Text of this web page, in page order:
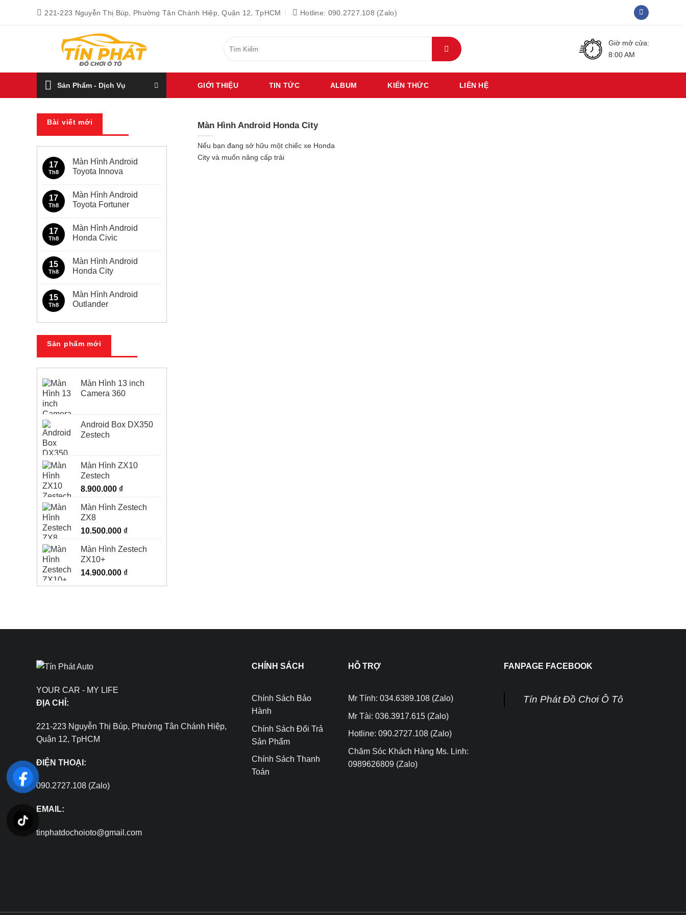
221-223 Nguyễn Thị Búp, Phường Tân Chánh Hiệp, Quận 12, TpHCM Hotline: 090.2727.108 (Zalo)
kiếm:
Giờ mở cửa:
8:00 AM
Sản Phẩm - Dịch Vụ GIỚI THIỆU TIN TỨC ALBUM KIẾN THỨC LIÊN HỆ
Bài viết mới
17
Th8
Màn Hình Android
Toyota Innova
bình
luận
ở
Android
Toyota
Innova
17
Th8
Màn Hình Android
Toyota Fortuner
bình
luận
ở
Android
Toyota
Fortuner
17
Th8
Màn Hình Android
Honda Civic
bình
luận
ở
Android
Honda
Civic
15
Th8
Màn Hình Android
Honda City
bình
luận
ở
Honda
City
15
Th8
Màn Hình Android
Outlander
có
luận
ở
Màn
Outlander
Sản phẩm mới
Màn Hình 13 inch
Camera 360
Android Box DX350
Zestech
Màn Hình ZX10
Zestech
8.900.000 ₫
Màn Hình Zestech
ZX8
10.500.000 ₫
Màn Hình Zestech
ZX10+
14.900.000 ₫
Màn Hình Android Honda City
Nếu bạn đang sở hữu một chiếc xe Honda
City và muốn nâng cấp trải
YOUR CAR - MY LIFE
ĐỊA CHỈ:
221-223 Nguyễn Thị Búp, Phường Tân Chánh Hiệp,
Quận 12, TpHCM
ĐIỆN THOẠI:
090.2727.108 (Zalo)
EMAIL:
tinphatdochoioto@gmail.com
CHÍNH SÁCH
Chính Sách Bảo
Hành
Chính Sách Đổi Trả
Sản Phẩm
Chính Sách Thanh
Toán
HỖ TRỢ
Mr Tính: 034.6389.108 (Zalo)
Mr Tài: 036.3917.615 (Zalo)
Hotline: 090.2727.108 (Zalo)
Chăm Sóc Khách Hàng Ms. Linh:
0989626809 (Zalo)
FANPAGE FACEBOOK
Tín Phát Đồ Chơi Ô Tô